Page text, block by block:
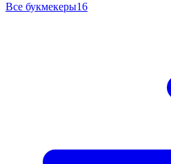
Все букмекеры16